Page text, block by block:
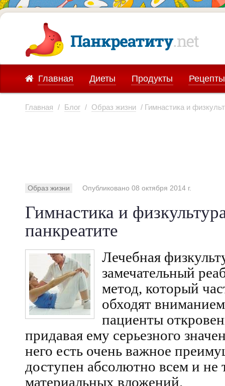
Главная Диеты Продукты Рецепты
Главная / Блог / Образ жизни / Гимнастика и
Образ жизни Опубликовано 08 октября 2014 г.
Гимнастика и
панкреатите
Лечебная
замечательный
метод, который
обходят
пациенты
придавая ему серьезного
него есть очень важное
доступен абсолютно всем и не
материальных вложений.